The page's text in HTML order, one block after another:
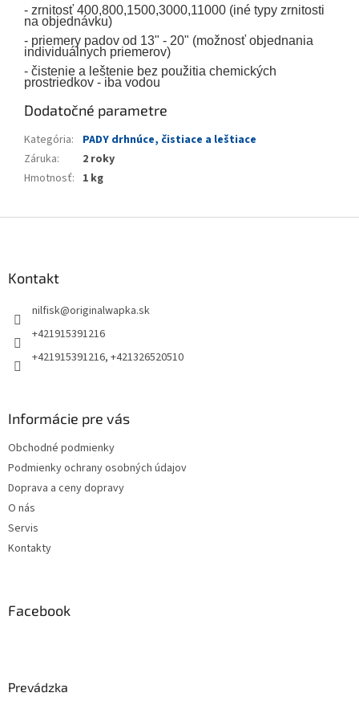
- zrnitosť 400,800,1500,3000,11000 (iné typy zrnitosti
na objednávku)
- priemery padov od 13" - 20" (možnosť objednania
individuálnych priemerov)
- čistenie a leštenie bez použitia chemických
prostriedkov - iba vodou
Dodatočné parametre
Kategória:
PADY drhnúce, čistiace a leštiace
Záruka:
2 roky
Hmotnosť: 1 kg
Kontakt
nilfisk@originalwapka.sk
+421915391216
+421915391216, +421326520510
Informácie pre vás
Obchodné podmienky
Podmienky ochrany osobných údajov
Doprava a ceny dopravy
O nás
Servis
Kontakty
Facebook
Prevádzka